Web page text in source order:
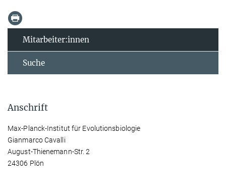
Mitarbeiter:innen
Suche
Anschrift
Max-Planck-Institut für Evolutionsbiologie
Gianmarco Cavalli
August-Thienemann-Str. 2
24306 Plön